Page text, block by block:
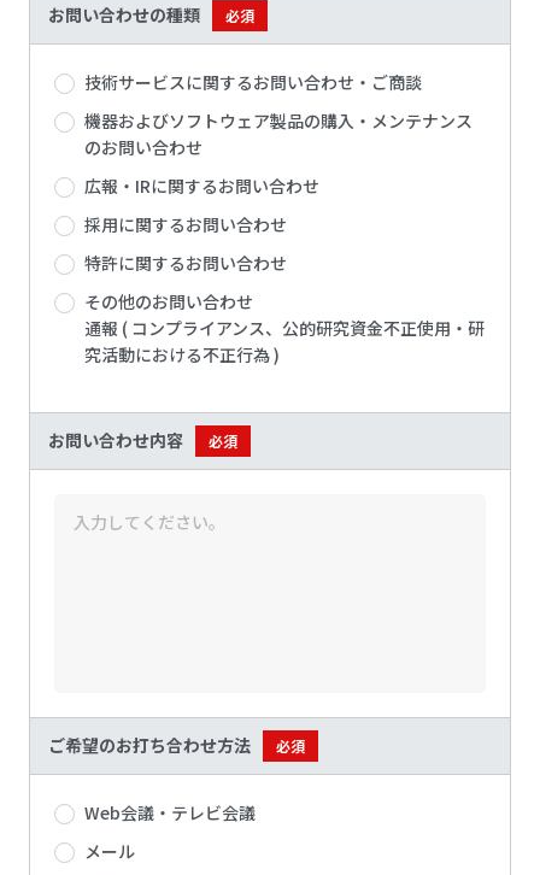
お問い合わせの種類 必須
技術サービスに関するお問い合わせ・ご商談
機器およびソフトウェア製品の購入・メンテナンス
のお問い合わせ
広報・IRに関するお問い合わせ
採用に関するお問い合わせ
特許に関するお問い合わせ
その他のお問い合わせ
通報 ( コンプライアンス、公的研究資金不正使用・研
究活動における不正行為 )
お問い合わせ内容 必須
ご希望のお打ち合わせ方法 必須
Web会議・テレビ会議
メール